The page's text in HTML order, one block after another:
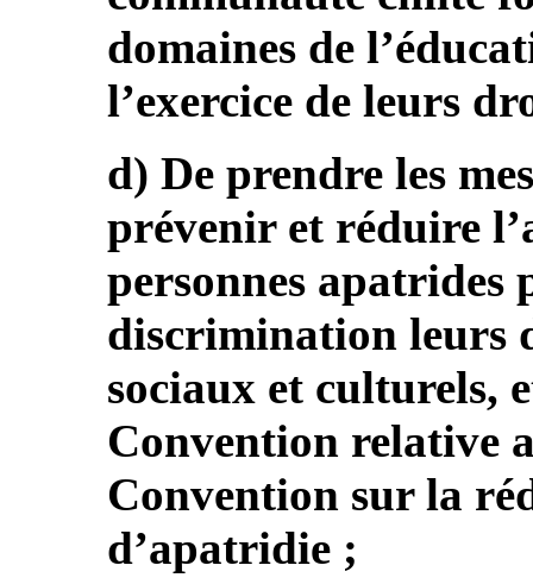
domaines de
l’exercice de leurs
d) De prendre les
prévenir et réduire
personnes apatrides
discrimination leurs
sociaux et culturels,
Convention relative
Convention sur la
d’apatridie ;